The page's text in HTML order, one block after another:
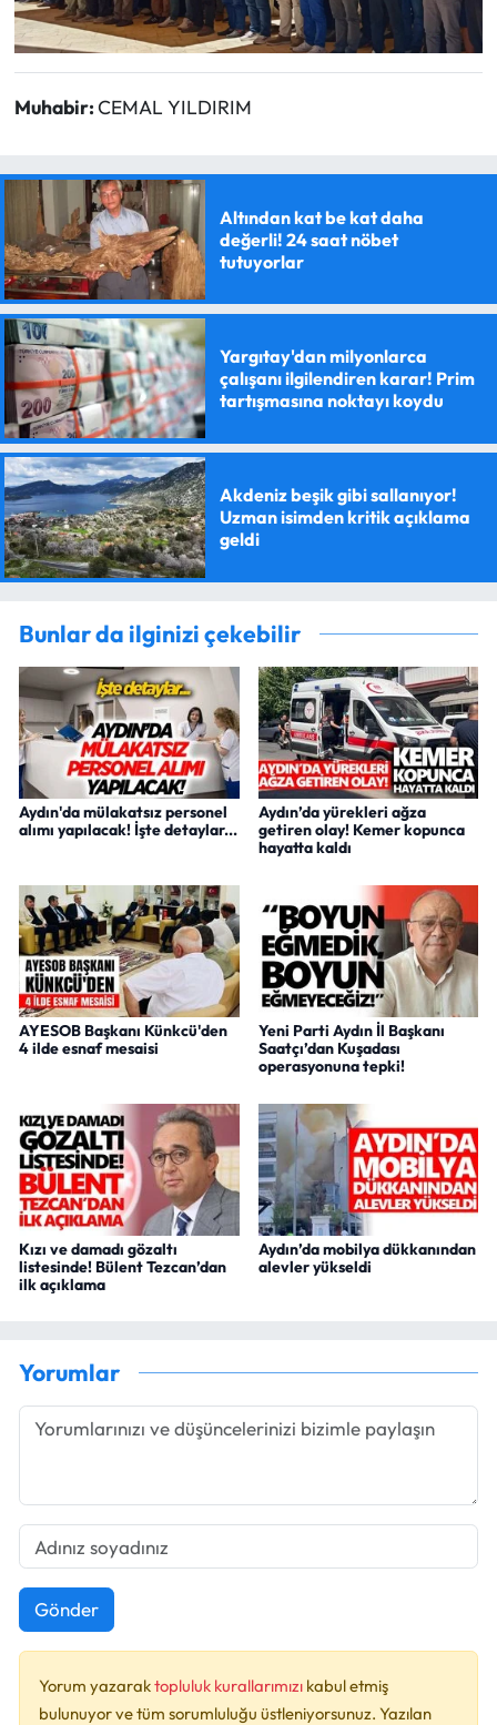
Muhabir:CEMAL YILDIRIM
Altından kat be kat daha
değerli! 24 saat nöbet
tutuyorlar
Yargıtay'dan milyonlarca
çalışanı ilgilendiren karar! Prim
tartışmasına noktayı koydu
Akdeniz beşik gibi sallanıyor!
Uzman isimden kritik açıklama
geldi
Bunlar da ilginizi çekebilir
Aydın'da mülakatsız personel
alımı yapılacak! İşte detaylar...
Aydın’da yürekleri ağza
getiren olay! Kemer kopunca
hayatta kaldı
AYESOB Başkanı Künkcü'den
4 ilde esnaf mesaisi
Yeni Parti Aydın İl Başkanı
Saatçı’dan Kuşadası
operasyonuna tepki!
Kızı ve damadı gözaltı
listesinde! Bülent Tezcan’dan
ilk açıklama
Aydın’da mobilya dükkanından
alevler yükseldi
Yorumlar
Gönder
Yorum yazaraktopluluk kurallarımızı kabul etmiş
bulunuyor ve tüm sorumluluğu üstleniyorsunuz. Yazılan